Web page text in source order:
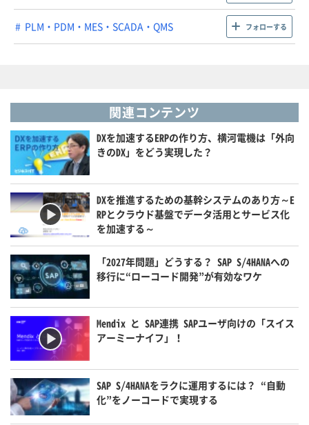
PLM・PDM・MES・SCADA・QMS フォローする
関連コンテンツ
DXを加速するERPの作り方、横河電機は「外向
きのDX」をどう実現した？
DXを推進するための基幹システムのあり方～E
RPとクラウド基盤でデータ活用とサービス化
を加速する～
「2027年問題」どうする？ SAP S/4HANAへの
移行に“ローコード開発”が有効なワケ
Mendix と SAP連携 SAPユーザ向けの「スイス
アーミーナイフ」！
SAP S/4HANAをラクに運用するには？ “自動
化”をノーコードで実現する